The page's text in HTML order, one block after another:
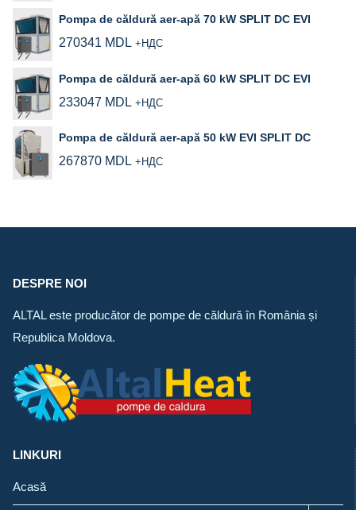
Pompa de căldură aer-apă 70 kW SPLIT DC EVI
270341 MDL +НДС
Pompa de căldură aer‑apă 60 kW SPLIT DC EVI
233047 MDL +НДС
Pompa de căldură aer‑apă 50 kW EVI SPLIT DC
267870 MDL +НДС
DESPRE NOI
ALTAL este producător de pompe de căldură în România și
Republica Moldova.
LINKURI
Acasă